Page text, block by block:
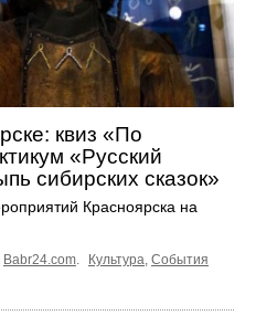
квиз «По
«Русский
сибирских сказок»
Красноярска на
Babr24.com. Культура, События